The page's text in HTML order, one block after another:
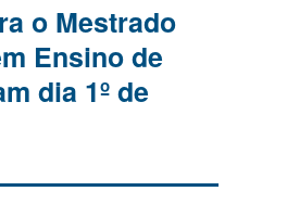
o Mestrado
Ensino de
dia 1º de